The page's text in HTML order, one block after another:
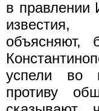
в правлении
известия,
объясняют,
успели во
противу